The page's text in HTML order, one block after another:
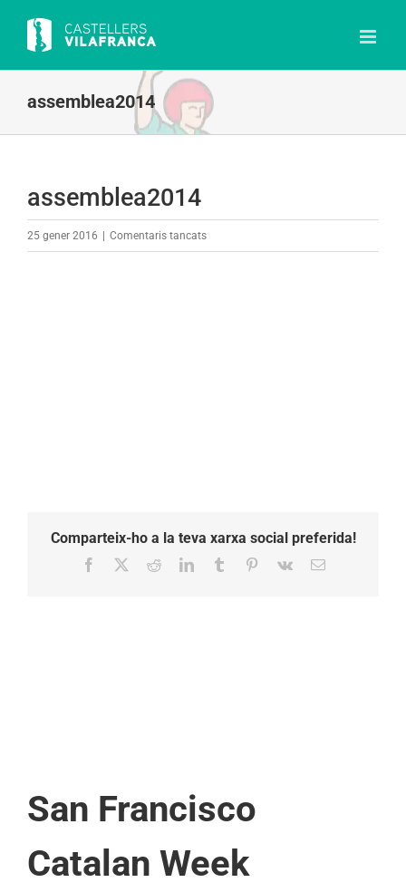
content
assemblea2014
assemblea2014
25 gener 2016 Comentaris tancatsa
Comparteix-ho a la teva xarxa social preferida!
Facebook RedditLinkedInTumblr Pinterest
Vk Email:
San Francisco
Catalan Week